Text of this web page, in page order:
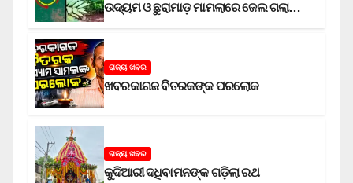
ଉଦ୍ୟମ ଓ ଛୁରାମାଡ଼ ମାମଲାରେ ଜେଲ ଗଲା
ରାଜ୍ୟ ଖବର
ଖବରକାଗଜ ବିତରକଙ୍କ ପରଲୋକ
ରାଜ୍ୟ ଖବର
କୁଦିଆରୀ ଦଧିବାମନଙ୍କ ଗଡ଼ିଲା ରଥ